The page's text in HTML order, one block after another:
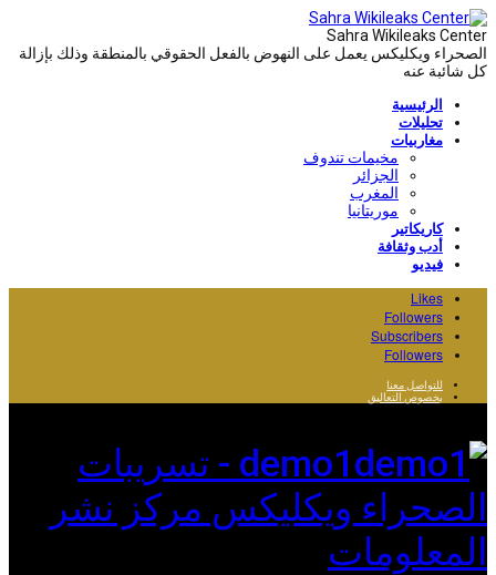
Sahra Wikileaks Center
الصحراء ويكليكس يعمل على النهوض بالفعل الحقوقي بالمنطقة وذلك بإزالة
كل شائبة عنه
الرئيسية
تحليلات
مغاربيات
مخيمات تندوف
الجزائر
المغرب
موريتانيا
كاريكاتير
أدب وثقافة
فيديو
Likes
Followers
Subscribers
Followers
للتواصل معنا
بخصوص التعاليق
demo1 - تسريبات
الصحراء ويكليكس مركز نشر
المعلومات